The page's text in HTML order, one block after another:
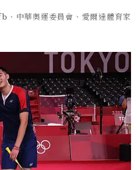
中華奧運委員會、愛爾達體育家